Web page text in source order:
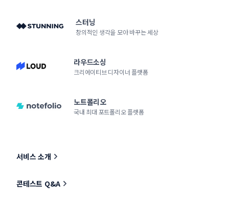
스터닝
창의적인 생각을 모아 바꾸는 세상
라우드소싱
크리에이티브 디자이너 플랫폼
노트폴리오
국내 최대 포트폴리오 플랫폼
서비스 소개
콘테스트 Q&A